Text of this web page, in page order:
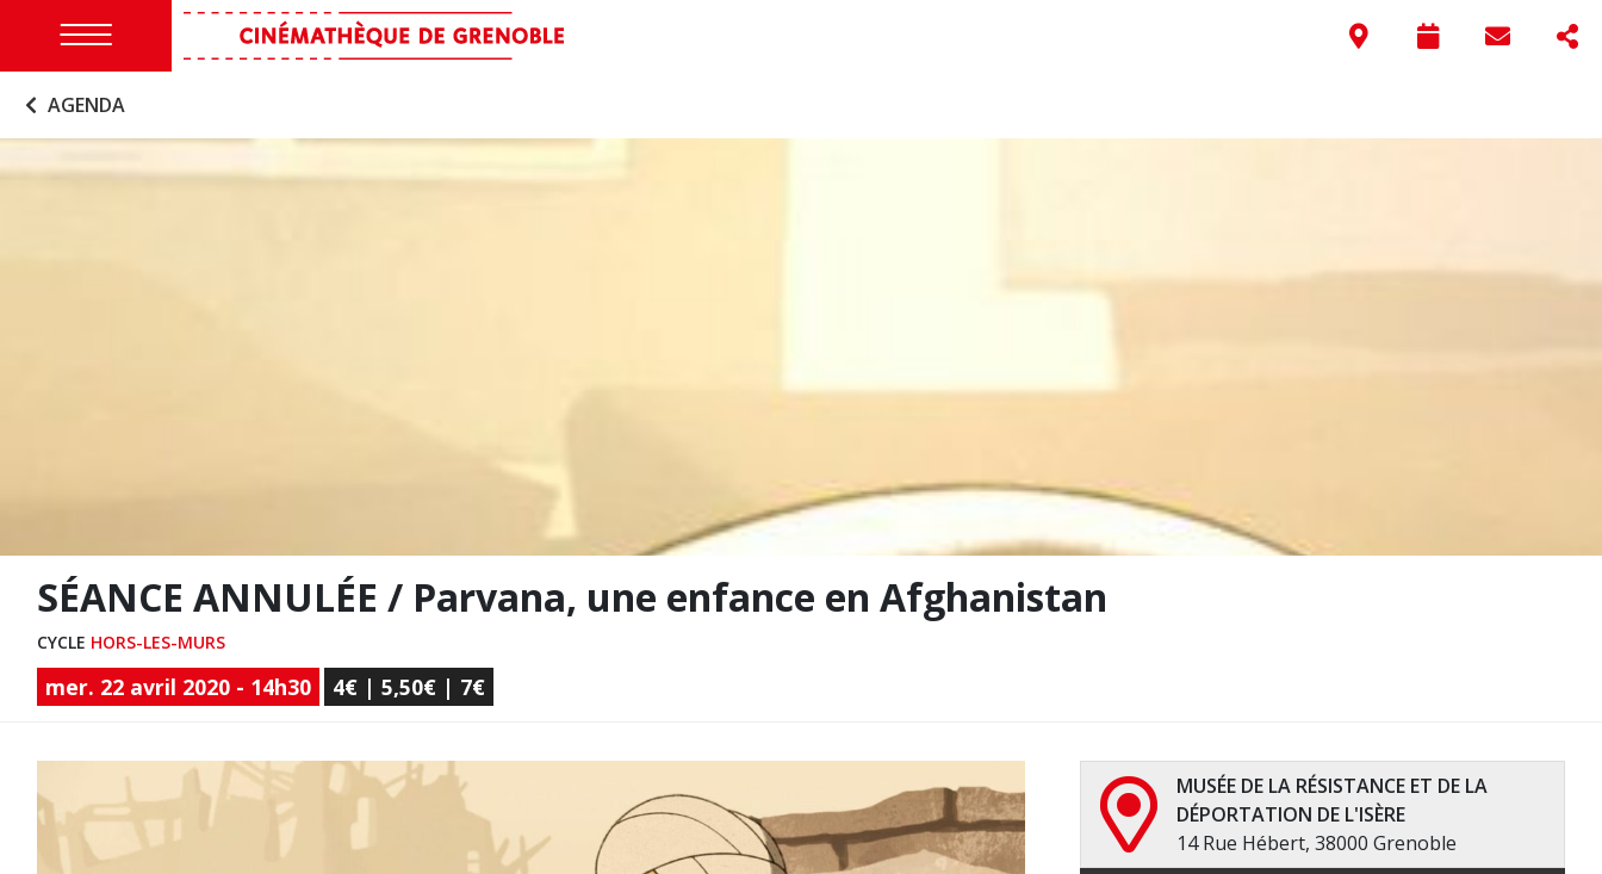
AGENDA
SÉANCE ANNULÉE / Parvana, une enfance en Afghanistan
CYCLE HORS-LES-MURS
mer. 22 avril 2020 - 14h30 4€ | 5,50€ | 7€
MUSÉE DE LA RÉSISTANCE ET DE LA
DÉPORTATION DE L'ISÈRE
14 Rue Hébert, 38000 Grenoble